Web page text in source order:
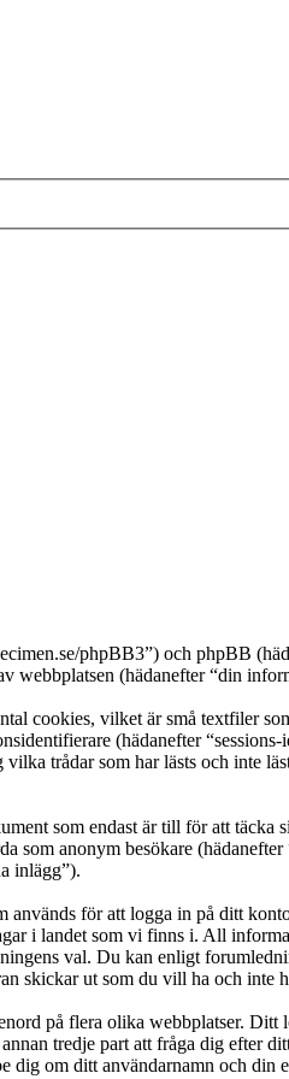
phpBB3”) och phpBB
webbplatsen (hädanefter “din
cookies, vilket är små textfiler
(hädanefter
trådar som har lästs och inte
som endast är till för att täcka
som anonym besökare
inlägg”).
för att logga in på ditt
i landet som vi finns i. All
val. Du kan enligt
skickar ut som du vill ha och inte
på flera olika webbplatser.
tredje part att fråga dig efter
om ditt användarnamn och din